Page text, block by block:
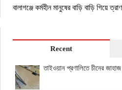
বালাগঞ্জে কর্মহীন মানুষের বাড়ি বাড়ি গিয়ে
Recent
তাইওয়ান প্রণালিতে চীনের